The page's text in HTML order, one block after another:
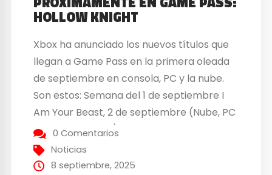
HOLLOW KNIGHT
Xbox ha anunciado los nuevos títulos que
llegan a Game Pass en la primera oleada
de septiembre en consola, PC y la nube.
Son estos: Semana del 1 de septiembre I
Am Your Beast, 2 de septiembre (Nube, PC
y Xbox Series X|S) – Game Pass Ultimate,
PC Game Pass, Game Pass Standard Nine
Sols,...
0 Comentarios
Noticias
8 septiembre, 2025